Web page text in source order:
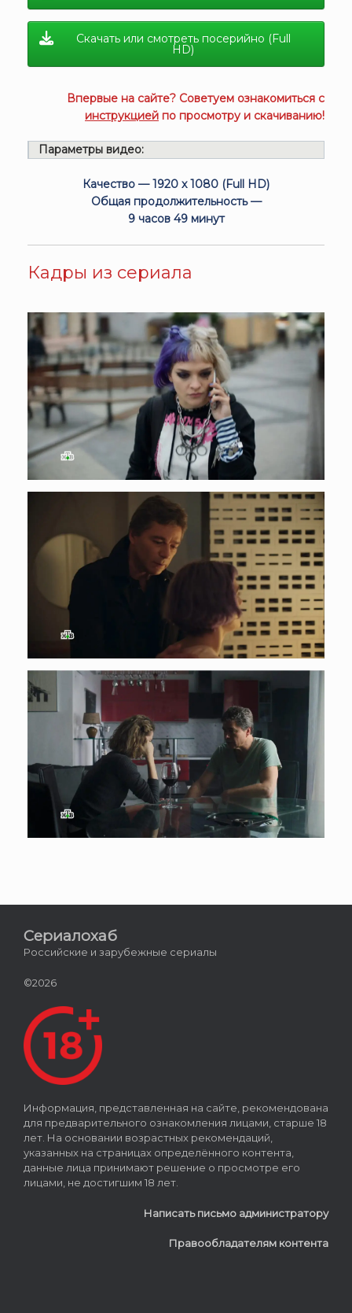
Скачать или смотреть посерийно (Full
HD)
Впервые на сайте? Советуем ознакомиться с
инструкцией по просмотру и скачиванию!
Параметры видео:
Качество — 1920 x 1080 (Full HD)
Общая продолжительность —
9 часов 49 минут
Кадры из сериала
Сериалохаб
Российские и зарубежные сериалы
©2026
Информация, представленная на сайте, рекомендована
для предварительного ознакомления лицами, старше 18
лет. На основании возрастных рекомендаций,
указанных на страницах определённого контента,
данные лица принимают решение о просмотре его
лицами, не достигшим 18 лет.
Написать письмо администратору
Правообладателям контента